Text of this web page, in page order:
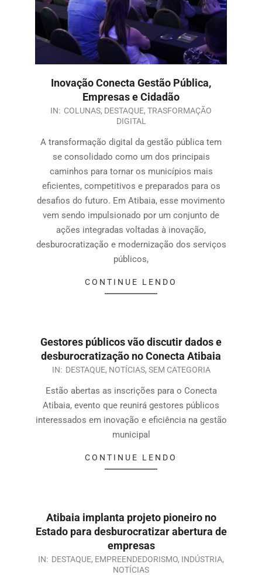
Inovação Conecta Gestão Pública,
Empresas e Cidadão
IN: COLUNAS, DESTAQUE, TRASFORMAÇÃO
DIGITAL
A transformação digital da gestão pública tem
se consolidado como um dos principais
caminhos para tornar os municípios mais
eficientes, competitivos e preparados para os
desafios do futuro. Em Atibaia, esse movimento
vem sendo impulsionado por um conjunto de
ações integradas voltadas à inovação,
desburocratização e modernização dos serviços
públicos,
CONTINUE LENDO
Gestores públicos vão discutir dados e
desburocratização no Conecta Atibaia
IN: DESTAQUE, NOTÍCIAS, SEM CATEGORIA
Estão abertas as inscrições para o Conecta
Atibaia, evento que reunirá gestores públicos
interessados em inovação e eficiência na gestão
municipal
CONTINUE LENDO
Atibaia implanta projeto pioneiro no
Estado para desburocratizar abertura de
empresas
IN: DESTAQUE, EMPREENDEDORISMO, INDÚSTRIA,
NOTÍCIAS